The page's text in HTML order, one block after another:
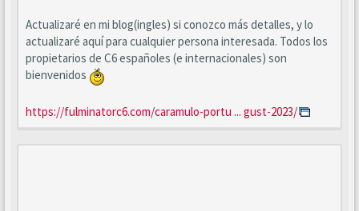
Actualizaré en mi blog(ingles) si conozco más detalles, y lo
actualizaré aquí para cualquier persona interesada. Todos los
propietarios de C6 españoles (e internacionales) son
bienvenidos
https://fulminatorc6.com/caramulo-portu ... gust-2023/